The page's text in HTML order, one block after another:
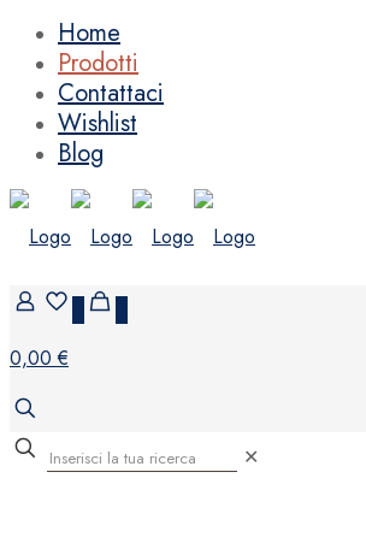
Home
Prodotti
Contattaci
Wishlist
Blog
0,00 €
✕